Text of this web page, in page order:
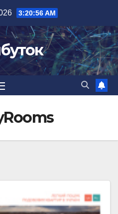
3:20:57 AM